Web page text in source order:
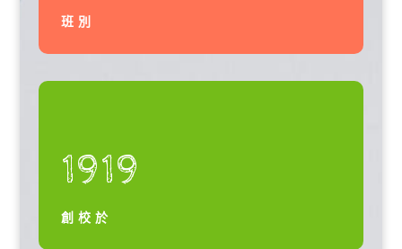
班別
1919
創校於